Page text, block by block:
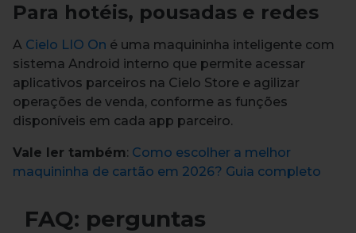
Para hotéis, pousadas e redes
A Cielo LIO On é uma maquininha inteligente com
sistema Android interno que permite acessar
aplicativos parceiros na Cielo Store e agilizar
operações de venda, conforme as funções
disponíveis em cada app parceiro.
Vale ler também: Como escolher a melhor
maquininha de cartão em 2026? Guia completo
FAQ: perguntas